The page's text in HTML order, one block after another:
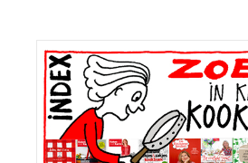
Primaire
Sidebar